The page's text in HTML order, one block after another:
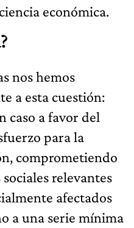
económica.
nos hemos
a esta cuestión:
caso a favor del
para la
comprometiendo
relevantes
afectados
a una serie mínima